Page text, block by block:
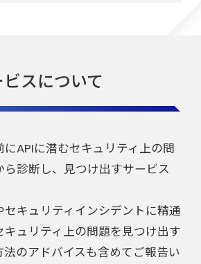
スについて
APIに潜むセキュリティ上の問
診断し、見つけ出すサービス
キュリティインシデントに精通
キュリティ上の問題を見つけ出す
法のアドバイスも含めてご報告い